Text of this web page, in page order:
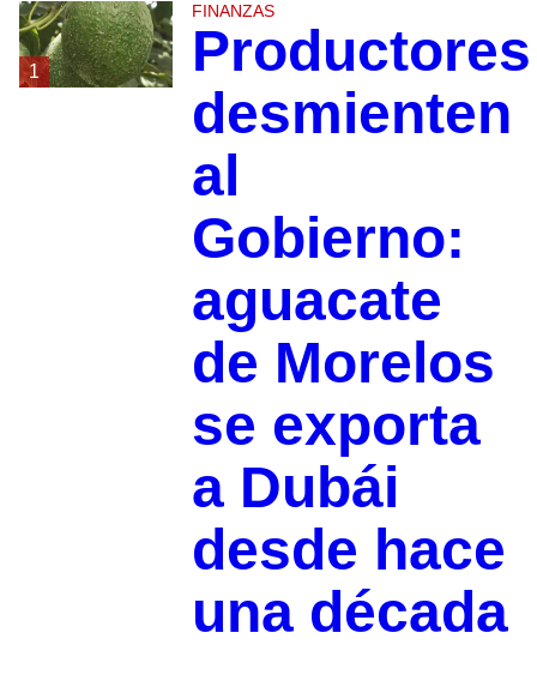
1
FINANZAS
Productores
desmienten
al
Gobierno:
aguacate
de Morelos
se exporta
a Dubái
desde hace
una década